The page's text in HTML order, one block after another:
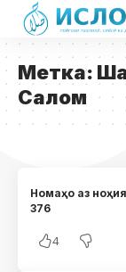
Метка:
Салом
Номаҳо аз
376
4